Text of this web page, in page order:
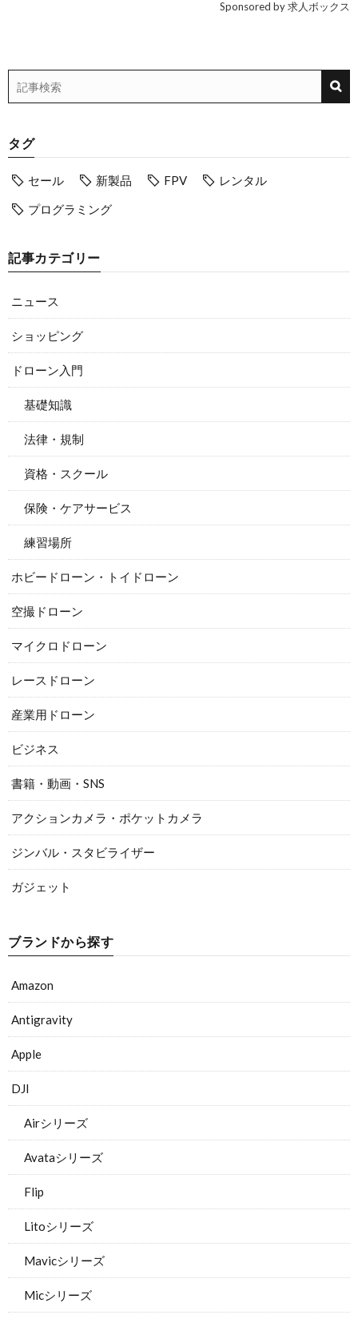
Sponsored by 求人ボックス
タグ
セール 新製品 FPV
レンタル
プログラミング
記事カテゴリー
ニュース
ショッピング
ドローン入門
基礎知識
法律・規制
資格・スクール
保険・ケアサービス
練習場所
ホビードローン・トイドローン
空撮ドローン
マイクロドローン
レースドローン
産業用ドローン
ビジネス
書籍・動画・SNS
アクションカメラ・ポケットカメラ
ジンバル・スタビライザー
ガジェット
ブランドから探す
Amazon
Antigravity
Apple
DJI
Airシリーズ
Avataシリーズ
Flip
Litoシリーズ
Mavicシリーズ
Micシリーズ